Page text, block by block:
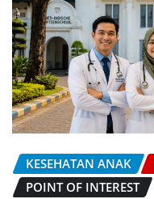
KESEHATAN ANAK
POINT OF INTEREST